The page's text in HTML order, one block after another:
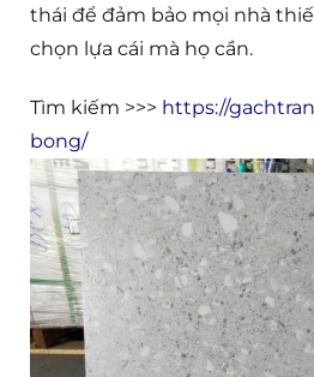
thái để đảm bảo mọi nhà
chọn lựa cái mà họ cần.
Tìm kiếm >>> https://
bong/